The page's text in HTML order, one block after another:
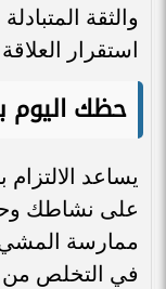
والثقة
استقرار
حظك اليوم
يساعد
على نشاطك
ممارسة
في التخلص من